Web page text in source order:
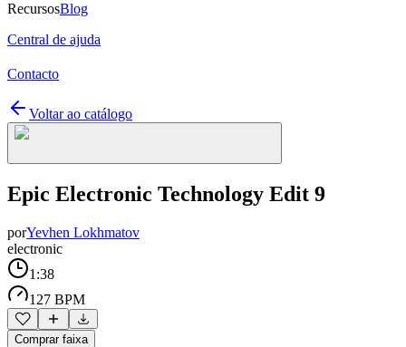
RecursosBlog
Central de ajuda
Contacto
Voltar ao catálogo
Epic Electronic Technology Edit 9
porYevhen Lokhmatov
electronic
1:38
127 BPM
Comprar faixa